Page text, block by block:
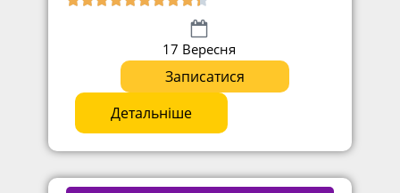
17 Вересня
Записатися
Детальніше